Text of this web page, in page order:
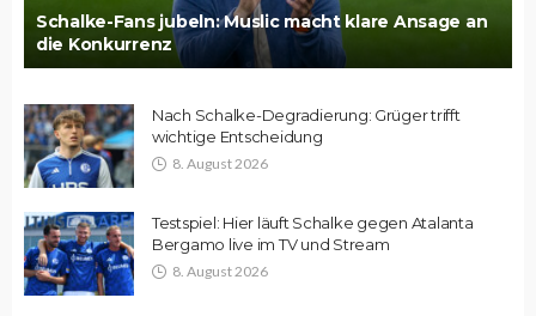
Schalke-Fans jubeln: Muslic macht klare Ansage an
die Konkurrenz
Nach Schalke-Degradierung: Grüger trifft
wichtige Entscheidung
8. August 2026
Testspiel: Hier läuft Schalke gegen Atalanta
Bergamo live im TV und Stream
8. August 2026